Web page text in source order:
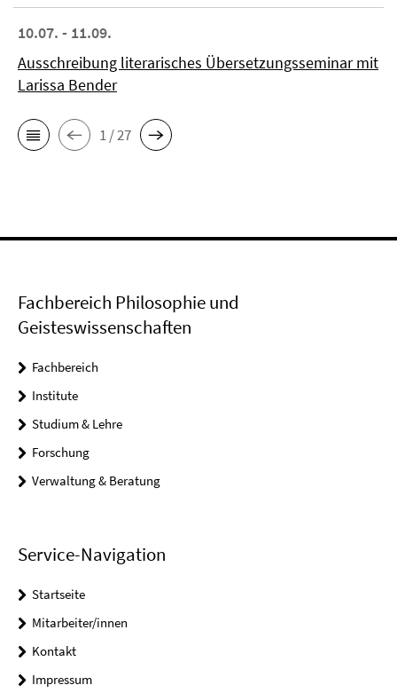
10.07. - 11.09.
Ausschreibung literarisches Übersetzungsseminar mit
Larissa Bender
1 / 27
Fachbereich Philosophie und
Geisteswissenschaften
Fachbereich
Institute
Studium & Lehre
Forschung
Verwaltung & Beratung
Service-Navigation
Startseite
Mitarbeiter/innen
Kontakt
Impressum